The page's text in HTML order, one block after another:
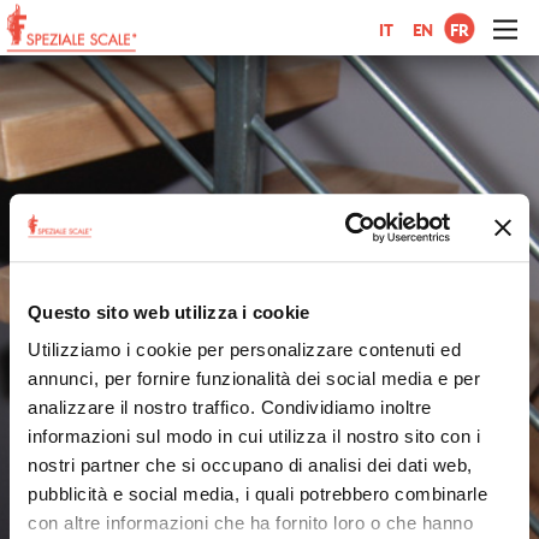
Questo sito web utilizza i cookie
Utilizziamo i cookie per personalizzare contenuti ed
annunci, per fornire funzionalità dei social media e per
analizzare il nostro traffico. Condividiamo inoltre
informazioni sul modo in cui utilizza il nostro sito con i
nostri partner che si occupano di analisi dei dati web,
pubblicità e social media, i quali potrebbero combinarle
con altre informazioni che ha fornito loro o che hanno
IT EN FR